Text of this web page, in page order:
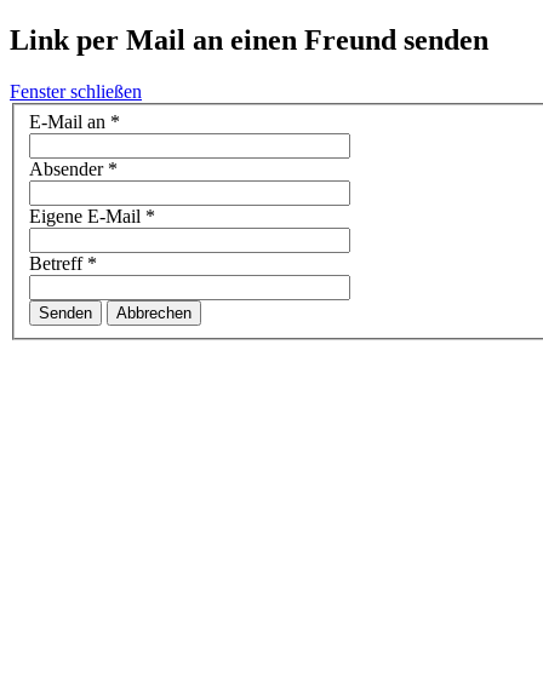
Link per Mail an einen Freund senden
Fenster schließen
E-Mail an *
Absender*
Eigene E-Mail *
Betreff*
Senden Abbrechen